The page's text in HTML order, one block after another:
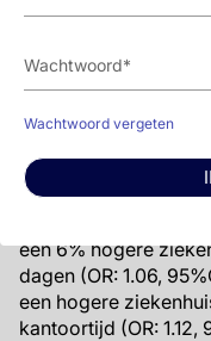
Wachtwoord vergeten
Zweden te
Het andere artikel, in
onderzocht de
myocardinfarct
Gegevens van bijna
geïncludeerd.
een 6% hogere
dagen (OR: 1.06,
een hogere
kantoortijd (OR: 1.12,